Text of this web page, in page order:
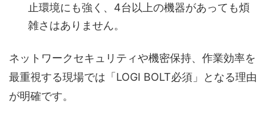
止環境にも強く、4台以上の機器があっても煩
雑さはありません。
ネットワークセキュリティや機密保持、作業効率を
最重視する現場では「LOGI BOLT必須」となる理由
が明確です。